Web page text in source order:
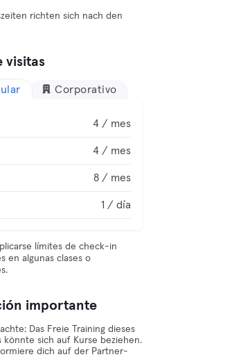
richten sich nach den
visitas
Corporativo
4 / mes
4 / mes
8 / mes
1 / día
límites de check-in
en algunas clases o
importante
Das Freie Training dieses
könnte sich auf Kurse beziehen.
dich auf der Partner-